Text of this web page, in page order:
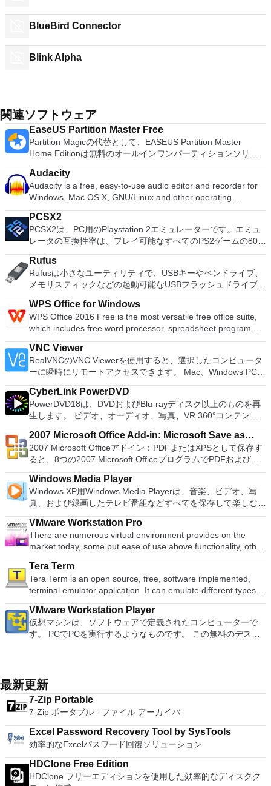
BlueBird Connector
Blink Alpha
関連ソフトウェア
EaseUS Partition Master Free
Partition Magicの代替として、EASEUS Partition Master
Home Editionは無料のオールインワンパーティションソリュ
ーションおよびディスク管理ユーティリティです。パーティシ
ョンの拡張（特にシステムドライブ用）、ディスク領域の管
理、MBRおよびGUIDパーティションテーブル（GPT）ディス
クのディスク領域不足の問題の解決を可能にします。 パーテ
ィションのサイズ変更/移動システムドライブを拡張するディ
スクとパーティションをコピーパーティションをマージ分割パ
ーティション空き領域を再分配するダイナミックディスクの変
換パーティションを回復する
Audacity
Audacity is a free, easy-to-use audio editor and recorder for
Windows, Mac OS X, GNU/Linux and other operating
systems. You can use Audacity to: Record live audio. Convert
tapes and records into digital recordings or CDs. Edit Ogg
Vorbis, MP3, WAV or AIFF sound files. Cut, copy, splice or mix
sounds together. Change the speed or pitch of a recording.
Add new effects with LADSPA plug-ins. And more!
PCSX2
PCSX2は、PC用のPlaystation 2エミュレーターです。エミュ
レータの互換性率は、プレイ可能なすべてのPS2ゲームの80％
以上を誇っています。かなり強力なコンピューターを所有して
いる場合、PCSX2は優れたエミュレーターです。また、この
アプリケーションはローエンドコンピューターのサポートも提
供するため、Playstation 2コンソールのすべての所有者は、
PCで動作するゲームを見ることができます。 PCSX2エミュレ
ーターを使用すると、PS2コントローラーを使用して、本物の
プレイステーション体験をシミュレートできます。このアプリ
ケーションでは、ディスクからゲームを直接実行することも、
ハードドライブからISOイメージとして実行することもできま
す。 主な機能は次のとおりです。 Savestates：ボタンを1つ
押すだけで、ゲームの現在の「状態」を保存できます。 無制
限のメモリーカード：好きなだけメモリーカードを保存でき、
8MBから64MBまでの単一の物理カードに制限されなくなりま
した。 高解像度グラフィックス：PCSX2を使用すると、
1080pまたは4K HDでゲームをプレイできます。 全体とし
ゲームを高い精度でエミュレートでき、Windowsとエミュレ
ーターを切り替えることができます。欠点は、高速ゲームに苦
労し、時々フリーズまたはクラッシュすることです。* PCSX2
を使用するには、コンソールから抽出できるPlaystation 2
BIOSが必要です。
Rufus
Rufusは小さなユーティリティで、USBキーやペンドライブ、
メモリスティックなどの起動可能なUSBフラッシュドライブを
フォーマットおよび作成できます。 Rufusは、次のシナリオで
役立ちます。 Windows、Linux、およびUEFI用の起動可能な
ISOからUSBインストールメディアを作成する必要がある場
合。 OSがインストールされていないシステムで作業する必要
がある場合。 BIOSまたはその他のファームウェアをDOSから
フラッシュする必要がある場合。 低レベルのユーティリティ
を実行する必要がある場合。 Rufusは次の* ISOで動作しま
す：Arch Linux、Archbang、BartPE / pebuilder、CentOS、
Damn Small Linux、Fedora、FreeDOS、Gentoo、
gNewSense、Hiren&#39;s Boot CD、LiveXP、Knoppix、
Kubuntu、Linux Mint、NT Password Registry Editor、
OpenSUSE、Parted Magic、Slackware、Tails、Trinity
Rescue Kit、Ubuntu、Ultimate Boot CD、Windows XP（SP2
以降）、Windows Server 2003 R2、Windows Vista、
Windows 7、Windows 8。 *このリストは完全ではありませ
ア語、マレーシア語、セシュティナ、ダンスク、ドイツ語、英
語、スペイン語、フランス語、フルバツキー、イタリア語、ラ
トヴィエシュ、リエトゥビウ、マジャール、オランダ、ノルス
ク、ポルスキ、ポルトガル、ポルトガル、スロヴェンスキー、
スロベンツキー、スロヴェンスキーSrpski、Suomi、
Svenska、Türkçe。
WPS Office for Windows
WPS Office 2016 Free is the most versatile free office suite,
which includes free word processor, spreadsheet program
and presentation maker. With these three programs you will
easily be able to deal with any office related tasks. WPS
Office 2016 Free has multiple language support for English,
French, German, Spanish, Portuguese,Russian and Polish
languages. To switch between languages requires only a
single click! Despite being a free suite, WPS Office comes
with many innovative features, such as the paragraph
adjustment tool and multiple tabbed feature. It also has a PDF
converter, spell check and word count feature. WPS Office
2016 Personal Edition supports switching language UI,File
Roaming and Docer online templates. Key features include:
Writer Efficient word processor. Presentation Multimedia
presentations creator. Spreadsheets Powerful tool for data
processing and analysis. 100% compatible with MS Office
document file types (.docx, .pptx, .xlsx, etc.). Thousands of
support (iOS and Android). WPS Cloud Storage included.
Although it is a free suite, WPS Office 2016 Free comes with
many innovative features, including a useful a paragraph
adjustment tool int he Writer program. It has an Office to PDF
converter, automatic spell checking and word count features.
It also has some neat tools such as the Watermark in
document, and converting PowerPoint to Word document
support. Overall, WPS Office 2016 Free is a good alternative
to Microsoft's offering. The Writer program is a versatile word
processor; the Presentation program is an easy to use and
effective slide show maker that helps you to create impressive
VNC Viewer
RealVNCのVNC Viewerを使用すると、選択したコンピュータ
ーに瞬時にリモートアクセスできます。 Mac、Windows PC、
またはLinuxマシン、世界中のどこからでも。 VNC Viewerを
使用すると、コンピューターのデスクトップを表示したり、コ
ンピューターの前に直接座っているかのようにマウスとキーボ
ードを制御したりできます。 VNC Viewerは、インストールと
使用が簡単です。制御したいデバイスでインストーラーを実行
し、指示に従ってください。オプションで、Windowsでのリ
モート展開に使用可能なMSIがあります。デスクトッププラッ
トフォームにVNC Viewerをインストールする権限がない場合
は、スタンドアロンオプションを選択する必要があります。
主な機能は次のとおりです。 クラウドサービスを介してVNC
Connectを実行しているコンピューターに接続します。 Apple
Screen Sharing（ARD）などのサードパーティ製のVNC互換
ソフトウェアを実行しているコンピューターに直接接続しま
す。 各デバイスでVNC Viewerにサインインして、すべてのデ
バイス間の接続をバックアップおよび同期します。 仮想キー
の高度なキーが含まれています。 Bluetoothキーボードのサポ
ート。 VNC Connectサブスクリプションには、無料、有料、
試用の3つのバージョンがあります。 制御する必要のあるマシ
ンごとに、RealVNCのWebサイトにアクセスして、各コンピ
ューターにVNC Connectをダウンロードするだけです。次
に、RealVNCアカウントの資格情報を使用して、ローカルマ
シンでVNC Viewerにサインインします。そこから、コンピュ
ューターへのログインに使用するのと同じユーザー名とパスワ
ードを入力するだけです。 WIN 7,8,8.1,10をサポートしま
す。 VNC ViewerのMacバージョンをお探しですか？ここから
ダウンロード
CyberLink PowerDVD
PowerDVD18は、DVDおよびBlu-rayディスク以上のものを再
生します。 ビデオ、オーディオ、写真、VR 360°コンテン
ツ、さらにはYouTubeやVimeoにとっても、PowerDVD18は重
要なエンターテイメントの仲間です。 Ultra HD HDR TVとサ
ラウンドサウンドシステムの可能性を解き放ち、360°ビデオ
の増え続けるコレクションへのアクセスで仮想世界に没頭する
か、PCまたはラップトップでの比類のない再生サポートと独
自の強化により、どこにいても簡単にリラックスできます。
新機能は次のとおりです。 4K DHR向けに最適化 Ultra HD
Blu-ray、4K、HEVC / H.265およびHDR10コンテンツをサポー
ト全画面モードで21：9モニターで2.35：1の映画を見る常時
オンのミニビューでYouTubeライブを見る YouTubeおよび
Vimeoで4K HDRおよび360ビデオを再生 VRエクスペリエンス
の向上：Microsoft Mixed Realityヘッドセット、HTC、VIVE、
およびOculus Riftをサポート Fire TVとキャストのサポート
注：これは商用トライアルです。
2007 Microsoft Office Add-in: Microsoft Save as
PDF or XPS
2007 Microsoft Officeアドイン：PDFまたはXPSとして保存す
ると、8つの2007 Microsoft OfficeプログラムでPDFおよび
XPS形式にエクスポートして保存できます。このツールを使用
すると、これらのプログラムのサブセットでPDF形式および
XPS形式の電子メール添付ファイルとして送信することもでき
ます（特定の機能はプログラムによって異なります）。 この
ダウンロードは、次のOfficeプログラムで動作します。
Microsoft Office Access 2007。 Microsoft Office Excel 2007。
Microsoft Office InfoPath 2007。 Microsoft Office OneNote
2007。 Microsoft Office PowerPoint 2007。 Microsoft Office
Publisher 2007。 Microsoft Office Visio 2007。 Microsoft
Office Word 2007。 2007 Microsoft Officeプログラムのこの
Microsoft Save as PDFまたはXPSアドインは、2007 Microsoft
Office systemソフトウェアの補足条項であり、2007 Microsoft
Office systemソフトウェアのライセンス条項の対象となりま
す。 システム要件：サポートされているオペレーティングシ
ステム。 Windows Server 2003、Windows Vista、Windows
Windows Media Player
Windows XP用Windows Media Playerは、音楽、ビデオ、写
真、および録画したテレビ番組などすべてを保存して楽しむ最
適な機能を搭載しています。 再生、表示、外出先で楽しむた
めのポータブル デバイスとの同期、さらには家中のデバイス
との共有も、すべて1か所で行えます。 シンプルなデザイン -
まったく新しい外観でデジタル エンターテイメントを楽しめ
ます。 大好きな音楽をより多く - デジタル音楽体験がさらに
楽しくなります。 エンターテイメントをすべて1つの場所に -
音楽、ビデオ、写真、録画したテレビ番組をすべて保存して楽
しめます。 どこでも楽しめる - どこにいても音楽、ビデオ、
写真にアクセスできます。
VMware Workstation Pro
There are numerous virtual environment provides on the
market today, some put ease of use above functionality, other
place integration above stability. VMware Workstation Pro is
the easiest to use, the fastest and the most reliable app when
it comes to evaluating a new OS, or new software apps and
patches, in an isolated and safe virtualized environment. Key
Features include: Powerful 3D Graphics - DirectX 10* and
OpenGL 3.3 support. VMware Compatibility - Create one; Run
anywhere on VMware software. vSphere and vCloud Air
Support - Drag and drop VMs between environments.
Haswell CPU support. Enterprise Quality Virtual Machines -
16 vCPUs, 8TB virtual disks, and 64GB memory. Enhanced
IPv6 Support - IPv6-to-IPv4 NAT (6to4 and 4to6). Virtual
Machine Video Memory - Up to 2GB. Enhanced Connectivity -
USB 3.0, Bluetooth, HD audio, printers, and Skype support.
High Resolution Displays - 4K UHD and QHD+ support.
who are a little skeptical about making the leap over to
Windows 10. By utilizing an app like this, you'll get to try out
Tera Term
Tera Term is an open source, free, software implemented,
terminal emulator application. It can emulate different types of
computer terminals, from DEC VT100 to DEC VT382, and it
supports telnet, SSH 1 & 2 and serial port connections. It also
has a built-in macro scripting language and some other useful
plugins. Key features include: Automatically creates logs with
remote Telnet or SSH hosts. It sports a clean and crisp layout
that is easy to work with. The application does not take a long
time to wrap your head around and is also very light on
system resources. So, if you need a free terminal emulator,
which is easy to master and supports remote Telnet or SSH
host connections then Tera Term is a good choice.
VMware Workstation Player
仮想マシンは、ソフトウェアで定義されたコンピューターで
す。 PCでPCを実行するようなものです。 この無料のデスク
主な機能は次のとおりです。 1台のPCで複数のオペレーティ
ングシステムを同時に実行します。 インストールや構成の問
題なしに、事前構成された製品の利点を体験してください。
ホストコンピューターと仮想マシン間でデータを共有します。
32ビットと64ビットの両方の仮想マシンを実行します。 2-
way Virtual SMPを活用します。 サードパーティの仮想マシン
とイメージを使用します。 ホストコンピューターと仮想マシ
ン間でデータを共有します。 幅広いホストおよびゲストオペ
レーティングシステムのサポート。 USB 2.0デバイスのサポー
ト。 起動時にアプライアンス情報を取得します。 直感的なホ
最新更新
7-Zip Portable
7-Zip ポータブル - ファイル アーカイバ
Excel Password Recovery Tool by SysTools
効率的なExcelパスワード回復ソリューション
HDClone Free Edition
HDClone フリーエディションを使用した効率的なディスクク